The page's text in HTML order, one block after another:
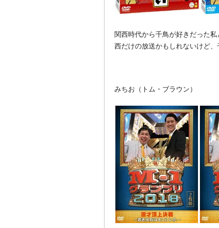
関西時代から千鳥が好きだった
西だけの放送かもしれないけど
みちお（トム・ブラウン）